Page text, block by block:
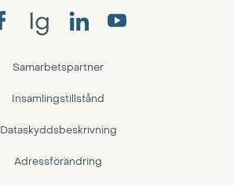
Ig
Samarbetspartner
Insamlingstillstånd
Dataskyddsbeskrivning
Adressförändring